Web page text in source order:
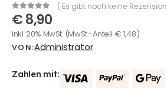
0out of 5
( Es gibt noch keine
€8,90
inkl. 20% MwSt. (MwSt.-Anteil:€1,48)
VON:Administrator
Zahlen mit: